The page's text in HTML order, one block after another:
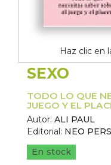
Haz clic en
SEXO
TODO LO QUE
JUEGO Y EL
Autor: ALI PAUL
Editorial: NEO
En stock